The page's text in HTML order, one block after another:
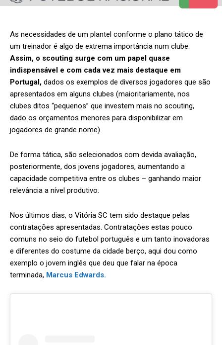
As necessidades de um plantel conforme o plano tático de
um treinador é algo de extrema importância num clube.
Assim, o scouting surge com um papel quase
indispensável e com cada vez mais destaque em
Portugal, dados os exemplos de diversos jogadores que são
apresentados em alguns clubes (maioritariamente, nos
clubes ditos “pequenos” que investem mais no scouting,
dado os orçamentos menores para disponibilizar em
jogadores de grande nome).
De forma tática, são selecionados com devida avaliação,
posteriormente, dos jovens jogadores, aumentando a
capacidade competitiva entre os clubes – ganhando maior
relevância a nível produtivo.
Nos últimos dias, o Vitória SC tem sido destaque pelas
contratações apresentadas. Contratações estas pouco
comuns no seio do futebol português e um tanto inovadoras
e diferentes do costume da cidade berço, aqui dou como
exemplo o jovem inglês que deu que falar na época
terminada, Marcus Edwards.